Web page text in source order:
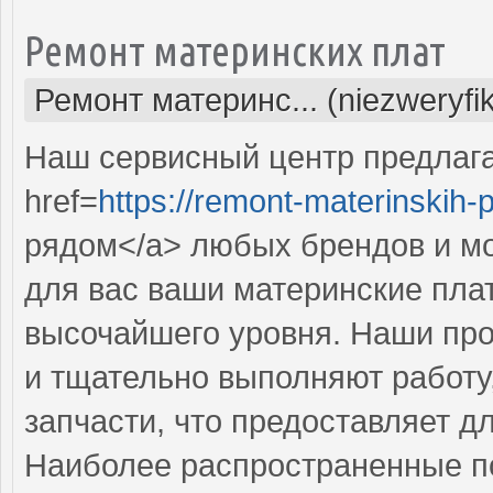
Ремонт материнских плат
Ремонт материнс...
Наш сервисный центр
href=https://remont-materinskih-
рядом</a> любых брендов и
для вас ваши материнские
высочайшего уровня. Наши
и тщательно выполняют
запчасти, что предоставляет
Наиболее распространенные